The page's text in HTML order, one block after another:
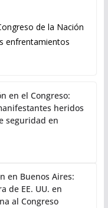
de la Nación
enfrentamientos
en el Congreso:
heridos
seguridad en
en Buenos Aires:
de EE. UU. en
al Congreso